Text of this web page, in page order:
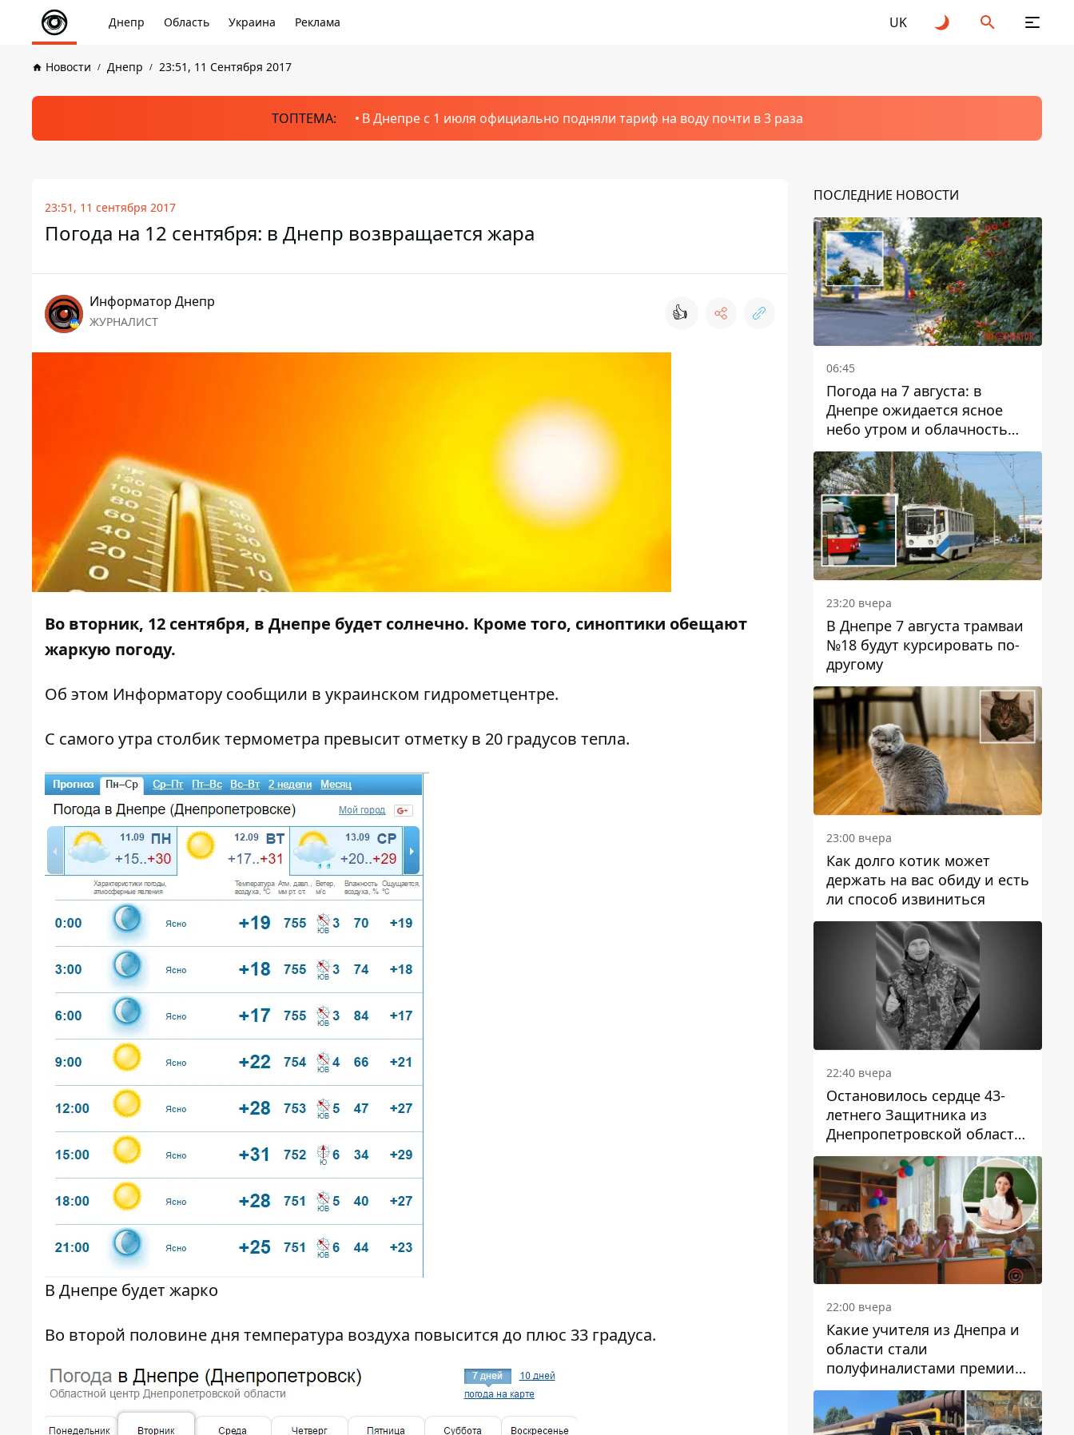
Днепр Область Украина Реклама UK
Новости Днепр 23:51, 11 Сентября 2017
ТОПТЕМА: В Днепре с 1 июля официально подняли тариф на воду почти в 3 раза
23:51, 11 сентября 2017
Погода на 12 сентября: в Днепр возвращается жара
Информатор Днепр
ЖУРНАЛИСТ 👍
Во вторник, 12 сентября, в Днепре будет солнечно. Кроме того, синоптики обещают
жаркую погоду.
Об этом Информатору сообщили в украинском гидрометцентре.
С самого утра столбик термометра превысит отметку в 20 градусов тепла.
В Днепре будет жарко
Во второй половине дня температура воздуха повысится до плюс 33 градуса.
ПОСЛЕДНИЕ НОВОСТИ
06:45
Погода на 7 августа: в
Днепре ожидается ясное
небо утром и облачность
после обеда
23:20 вчера
В Днепре 7 августа трамваи
№18 будут курсировать по-
другому
23:00 вчера
Как долго котик может
держать на вас обиду и есть
ли способ извиниться
22:40 вчера
Остановилось сердце 43-
летнего Защитника из
Днепропетровской области
Евгения Зинченко
22:00 вчера
Какие учителя из Днепра и
области стали
полуфиналистами премии
Global Teacher Prize Ukraine
2026